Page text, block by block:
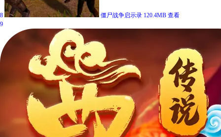
8 僵尸战争启示录 120.4MB 查看
9